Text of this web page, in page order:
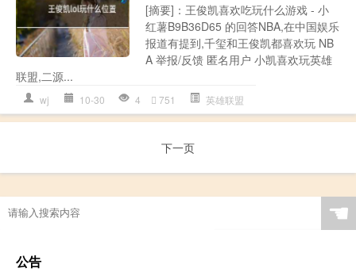
[摘要]：王俊凯喜欢吃玩什么游戏 - 小
红薯B9B36D65 的回答NBA,在中国娱乐
报道有提到,千玺和王俊凯都喜欢玩 NB
A 举报/反馈 匿名用户 小凯喜欢玩英雄
联盟,二源...
wj 10-30 4 751 英雄联盟
下一页
☚
公告